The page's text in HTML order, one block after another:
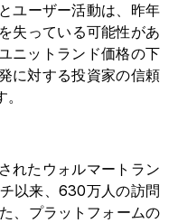
ユーザー活動は、昨年
失っている可能性があ
ニットランド価格の下
に対する投資家の信頼
れたウォルマートラン
以来、630万人の訪問
、プラットフォームの